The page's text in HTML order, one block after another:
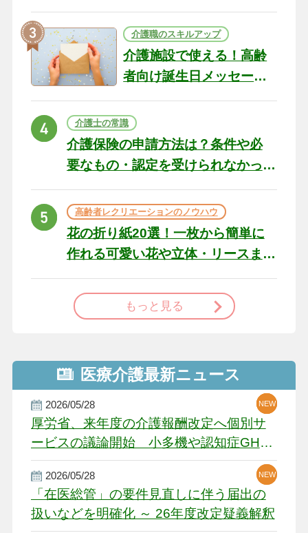
テリアになる作品まで
介護職のスキルアップ
介護施設で使える！高齢
者向け誕生日メッセージ
の例文と書き方のポイン
ト
介護士の常識
介護保険の申請方法は？条件や必
要なもの・認定を受けられなかっ
た場合の対処法
高齢者レクリエーションのノウハウ
花の折り紙20選！一枚から簡単に
作れる可愛い花や立体・リースま
で
もっと見る
医療介護最新ニュース
2026/05/28
厚労省、来年度の介護報酬改定へ個別サ
ービスの議論開始 小多機や認知症GH、
厳しい経営環境に危機感
NEW
NEW
NEW
2026/05/28
「在医総管」の要件見直しに伴う届出の
扱いなどを明確化 ～ 26年度改定疑義解釈
NEW
NEW